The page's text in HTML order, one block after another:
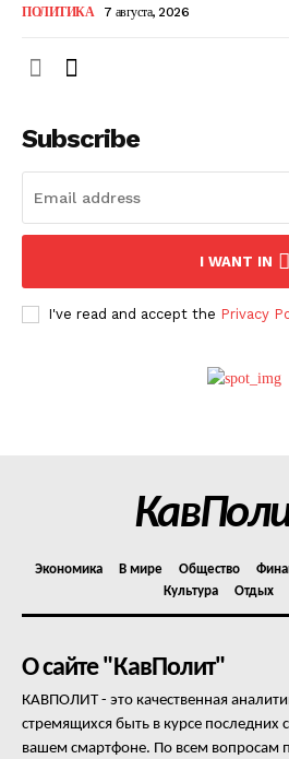
О нас
Политика конфиденциальности
Подписка
Мой аккаунт
ПОЛИТИКА 7 августа, 2026
Subscribe
I WANT IN
I've read and accept the Privacy
Экономика В мире Общество
Культура
Отдых
О сайте "КавПолит"
КАВПОЛИТ - это качественная
стремящихся быть в курсе последних
вашем смартфоне. По всем вопросам